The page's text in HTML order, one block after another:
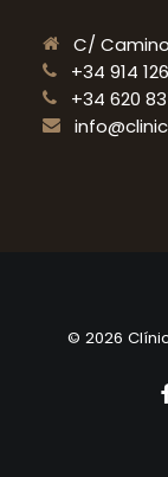
C/
+34 914
+34 620
© 2026